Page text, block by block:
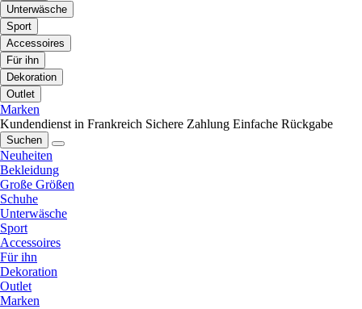
Unterwäsche
Sport
Accessoires
Für ihn
Dekoration
Outlet
Marken
Kundendienst in Frankreich Sichere Zahlung Einfache Rückgabe
Suchen
Neuheiten
Bekleidung
Große Größen
Schuhe
Unterwäsche
Sport
Accessoires
Für ihn
Dekoration
Outlet
Marken